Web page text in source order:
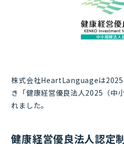
株式会社HeartLanguageは
き「健康経営優良法人2025（中
れました。
健康経営優良法人認定